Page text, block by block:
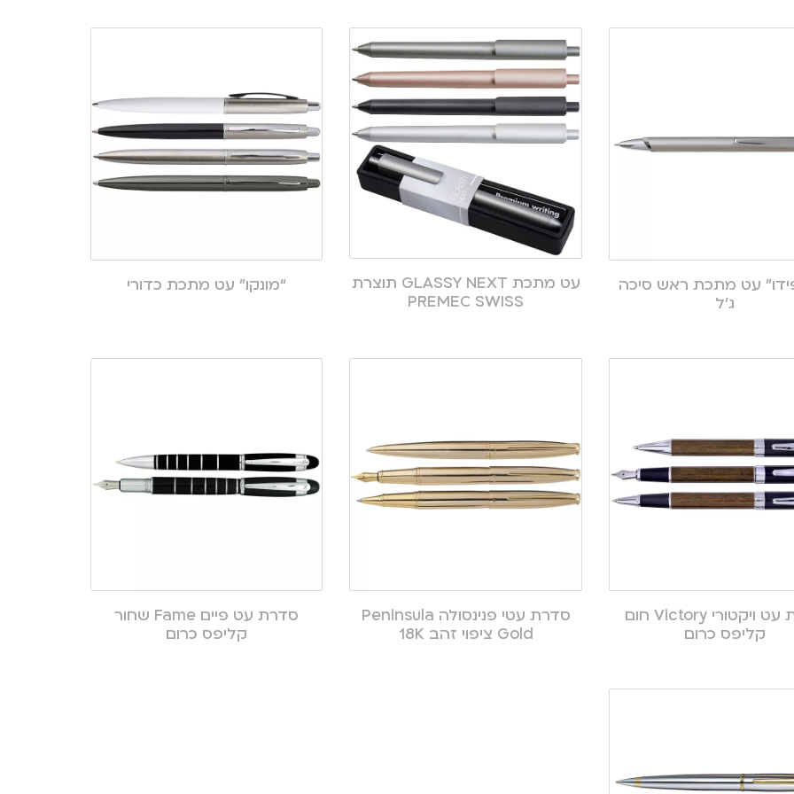
עט מתכת ראש סיכה
ג’ל
עט מתכת GLASSY NEXT תוצרת
PREMEC SWISS
“מונקו” עט מתכת כדורי
סדרת עט ויקטורי Victory חום
קליפס כרום
סדרת עטי פנינסולה Peninsula
Gold ציפוי זהב 18K
סדרת עט פיים Fame שחור
קליפס כרום